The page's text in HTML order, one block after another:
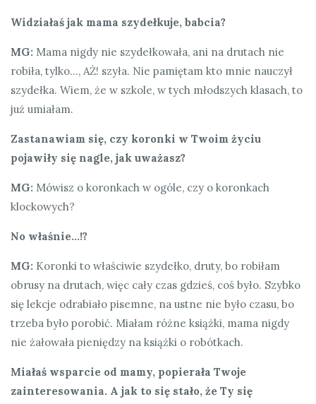
Widziałaś jak mama szydełkuje, babcia?
MG: Mama nigdy nie szydełkowała, ani na drutach nie
robiła, tylko…, AŻ! szyła. Nie pamiętam kto mnie nauczył
szydełka. Wiem, że w szkole, w tych młodszych klasach, to
już umiałam.
Zastanawiam się, czy koronki w Twoim życiu
pojawiły się nagle, jak uważasz?
MG: Mówisz o koronkach w ogóle, czy o koronkach
klockowych?
No właśnie…!?
MG: Koronki to właściwie szydełko, druty, bo robiłam
obrusy na drutach, więc cały czas gdzieś, coś było. Szybko
się lekcje odrabiało pisemne, na ustne nie było czasu, bo
trzeba było porobić. Miałam różne książki, mama nigdy
nie żałowała pieniędzy na książki o robótkach.
Miałaś wsparcie od mamy, popierała Twoje
zainteresowania. A jak to się stało, że Ty się